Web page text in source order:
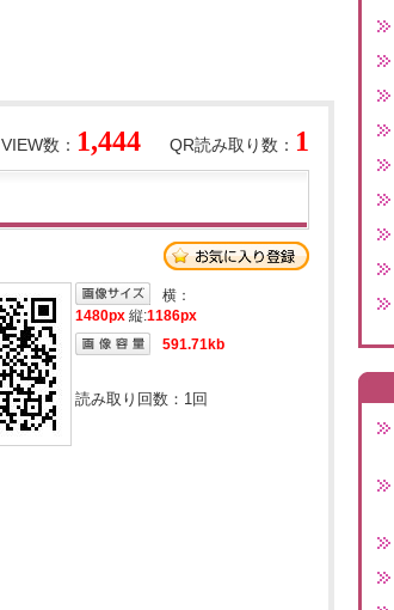
QR読み取り数： 1
VIEW数： 1,444
横：
1480px 縦:1186px
591.71kb
読み取り回数： 1回